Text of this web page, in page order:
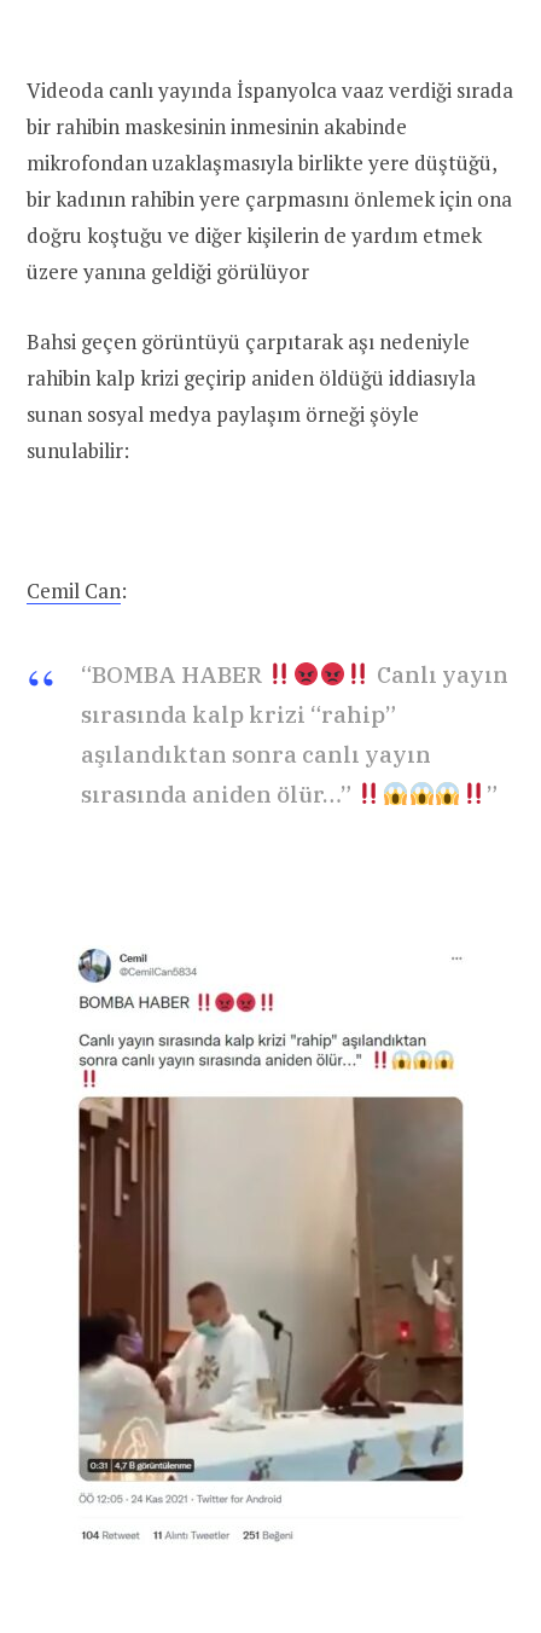
Videoda canlı yayında İspanyolca vaaz verdiği sırada
bir rahibin maskesinin inmesinin akabinde
mikrofondan uzaklaşmasıyla birlikte yere düştüğü,
bir kadının rahibin yere çarpmasını önlemek için ona
doğru koştuğu ve diğer kişilerin de yardım etmek
üzere yanına geldiği görülüyor
Bahsi geçen görüntüyü çarpıtarak aşı nedeniyle
rahibin kalp krizi geçirip aniden öldüğü iddiasıyla
sunan sosyal medya paylaşım örneği şöyle
sunulabilir:
Cemil Can:
“BOMBA HABER
Canlı yayın
sırasında kalp krizi “rahip”
aşılandıktan sonra canlı yayın
sırasında aniden ölür…”
”